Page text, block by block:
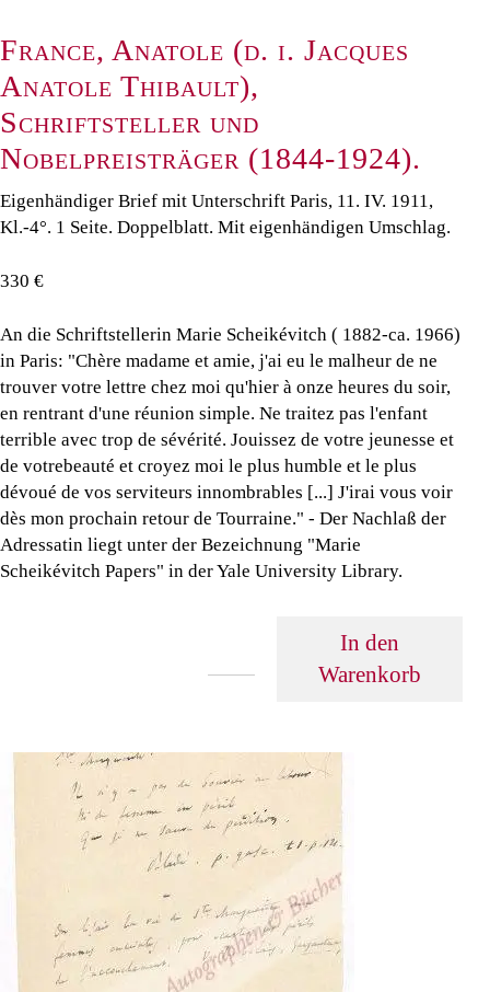
France, Anatole (d. i. Jacques
Anatole Thibault),
Schriftsteller und
Nobelpreisträger (1844-1924).
Eigenhändiger Brief mit Unterschrift Paris, 11. IV. 1911,
Kl.-4°. 1 Seite. Doppelblatt. Mit eigenhändigen Umschlag.
330 €
An die Schriftstellerin Marie Scheikévitch ( 1882-ca. 1966)
in Paris: "Chère madame et amie, j'ai eu le malheur de ne
trouver votre lettre chez moi qu'hier à onze heures du soir,
en rentrant d'une réunion simple. Ne traitez pas l'enfant
terrible avec trop de sévérité. Jouissez de votre jeunesse et
de votrebeauté et croyez moi le plus humble et le plus
dévoué de vos serviteurs innombrables [...] J'irai vous voir
dès mon prochain retour de Tourraine." - Der Nachlaß der
Adressatin liegt unter der Bezeichnung "Marie
Scheikévitch Papers" in der Yale University Library.
In den
Warenkorb